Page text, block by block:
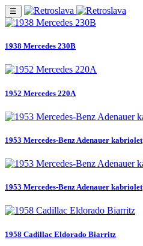
☰
1938 Mercedes 230B
1952 Mercedes 220A
1953 Mercedes-Benz Adenauer kabriolet
1953 Mercedes-Benz Adenauer kabriolet
1958 Cadillac Eldorado Biarritz